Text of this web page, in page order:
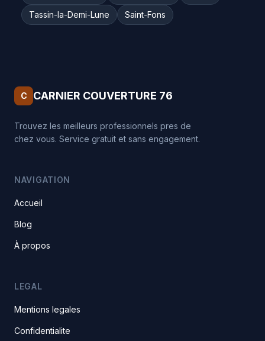
Tassin-la-Demi-Lune
Saint-Fons
C CARNIER COUVERTURE 76
Trouvez les meilleurs professionnels pres de
chez vous. Service gratuit et sans engagement.
NAVIGATION
Accueil
Blog
À propos
LEGAL
Mentions legales
Confidentialite